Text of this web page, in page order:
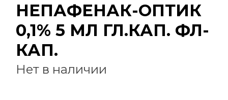
НЕПАФЕНАК-ОПТИК
0,1% 5 МЛ ГЛ.КАП. ФЛ-
КАП.
Нет в наличии